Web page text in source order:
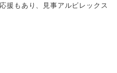
援もあり、見事アルビレックス